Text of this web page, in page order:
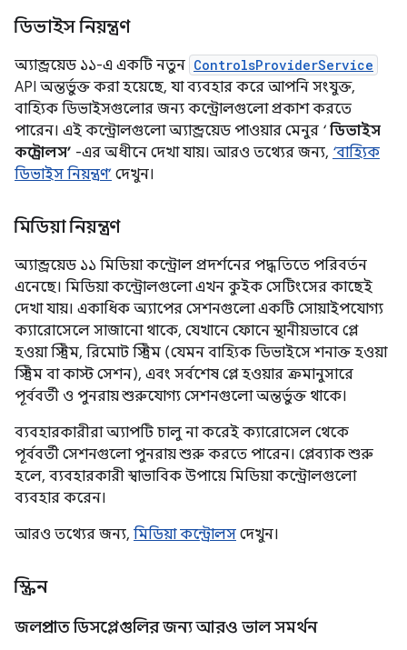
ডিভাইস নিয়ন্ত্রণ
অ্যান্ড্রয়েড ১১-এ একটি নতুন ControlsProviderService
API অন্তর্ভুক্ত করা হয়েছে, যা ব্যবহার করে আপনি সংযুক্ত,
বাহ্যিক ডিভাইসগুলোর জন্য কন্ট্রোলগুলো প্রকাশ করতে
পারেন। এই কন্ট্রোলগুলো অ্যান্ড্রয়েড পাওয়ার মেনুর ‘ ডিভাইস
কন্ট্রোলস’ -এর অধীনে দেখা যায়। আরও তথ্যের জন্য, ‘বাহ্যিক
ডিভাইস নিয়ন্ত্রণ’ দেখুন।
মিডিয়া নিয়ন্ত্রণ
অ্যান্ড্রয়েড ১১ মিডিয়া কন্ট্রোল প্রদর্শনের পদ্ধতিতে পরিবর্তন
এনেছে। মিডিয়া কন্ট্রোলগুলো এখন কুইক সেটিংসের কাছেই
দেখা যায়। একাধিক অ্যাপের সেশনগুলো একটি সোয়াইপযোগ্য
ক্যারোসেলে সাজানো থাকে, যেখানে ফোনে স্থানীয়ভাবে প্লে
হওয়া স্ট্রিম, রিমোট স্ট্রিম (যেমন বাহ্যিক ডিভাইসে শনাক্ত হওয়া
স্ট্রিম বা কাস্ট সেশন), এবং সর্বশেষ প্লে হওয়ার ক্রমানুসারে
পূর্ববর্তী ও পুনরায় শুরুযোগ্য সেশনগুলো অন্তর্ভুক্ত থাকে।
ব্যবহারকারীরা অ্যাপটি চালু না করেই ক্যারোসেল থেকে
পূর্ববর্তী সেশনগুলো পুনরায় শুরু করতে পারেন। প্লেব্যাক শুরু
হলে, ব্যবহারকারী স্বাভাবিক উপায়ে মিডিয়া কন্ট্রোলগুলো
ব্যবহার করেন।
আরও তথ্যের জন্য, মিডিয়া কন্ট্রোলস দেখুন।
স্ক্রিন
জলপ্রপাত ডিসপ্লেগুলির জন্য আরও ভাল সমর্থন